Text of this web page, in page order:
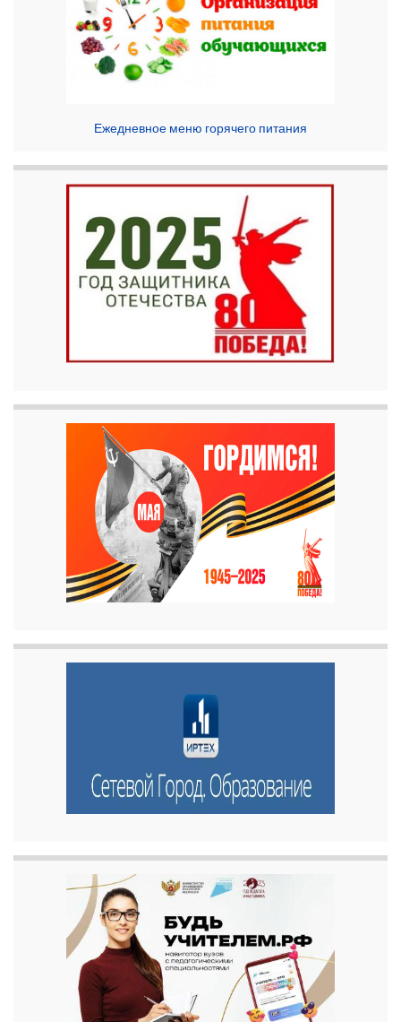
Ежедневное меню горячего питания